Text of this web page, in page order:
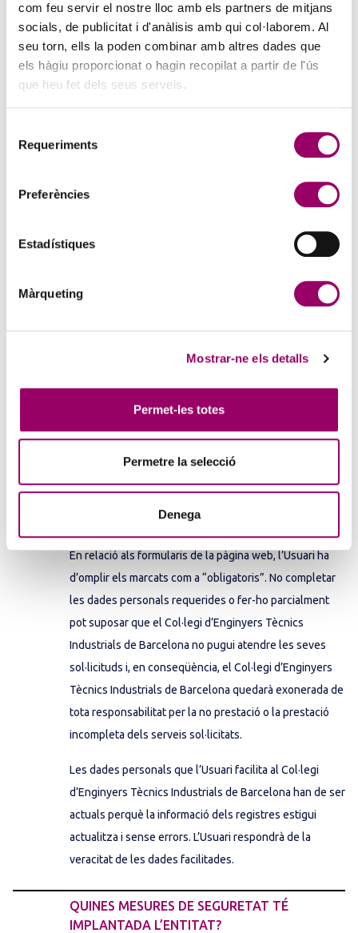
com feu servir el nostre lloc amb els partners de mitjans
socials, de publicitat i d'anàlisis amb qui col·laborem. Al
seu torn, ells la poden combinar amb altres dades que
els hàgiu proporcionat o hagin recopilat a partir de l'ús
que heu fet dels seus serveis.
Requeriments
Preferències
Estadístiques
Màrqueting
Mostrar-ne els detalls
Permet-les totes
Permetre la selecció
Denega
l’entitat.
Per últim, el Col·legi d’Enginyers Tècnics Industrials de
Barcelona l’informa que, en cas d’incompliment en el
tractament de dades, té dret a presentar una
DEL COL·LEGI D’ENGINYERS TÈCNICS
Proveïdors
Podeu accedir a la descripció completa dels
finalitats; categoria d’interessats;
tractament Del Col·legi
ÉS OBLIGATORI PROPORCIONAR TOTA LA
INFORMACIÓ SOL·LICITADA EN ELS
En relació als formularis de la pàgina web, l’Usuari ha
d’omplir els marcats com a “obligatoris”. No completar
les dades personals requerides o fer-ho parcialment
pot suposar que el Col·legi d’Enginyers Tècnics
Industrials de Barcelona no pugui atendre les seves
sol·licituds i, en conseqüència, el Col·legi d’Enginyers
Tècnics Industrials de Barcelona quedarà exonerada de
tota responsabilitat per la no prestació o la prestació
incompleta dels serveis sol·licitats.
Les dades personals que l’Usuari facilita al Col·legi
d’Enginyers Tècnics Industrials de Barcelona han de ser
actuals perquè la informació dels registres estigui
actualitza i sense errors. L’Usuari respondrà de la
veracitat de les dades facilitades.
QUINES MESURES DE SEGURETAT TÉ
IMPLANTADA L’ENTITAT?